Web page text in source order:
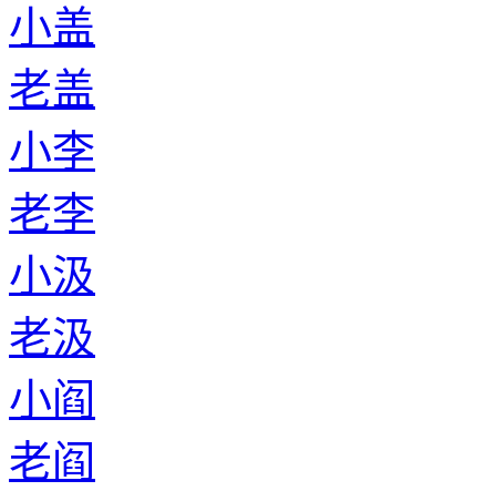
小盖
老盖
小李
老李
小汲
老汲
小阎
老阎